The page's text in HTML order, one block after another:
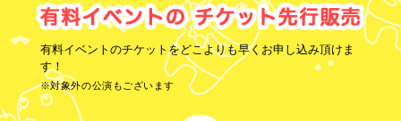
有料イベントのチケットをどこよりも早くお申し込み頂けま
す！
※対象外の公演もございます